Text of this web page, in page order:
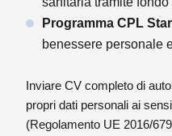
Programma CPL
benessere personale
Inviare CV completo di
propri dati personali ai
(Regolamento UE 2016/